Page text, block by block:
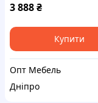
3 888₴
Купити
Опт Мебель
Дніпро